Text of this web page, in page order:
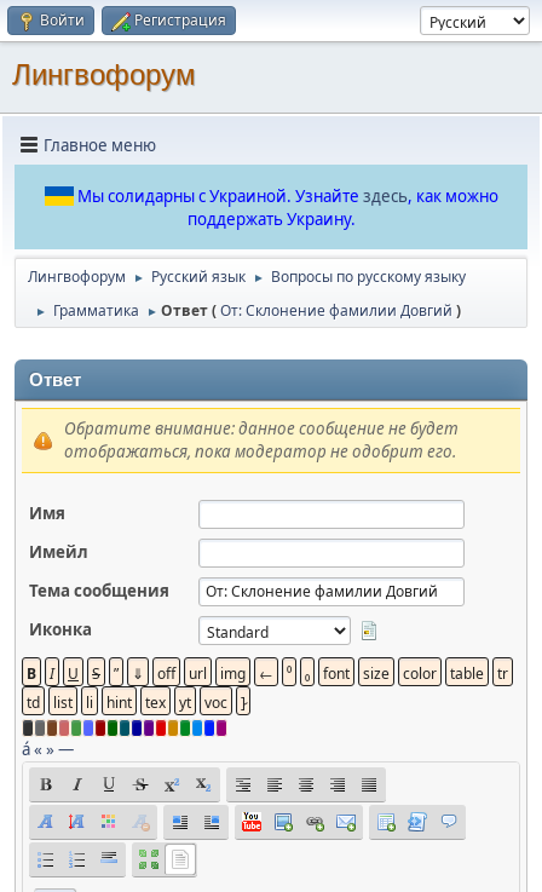
Войти Регистрация
Лингвофорум
Главное меню
Мы солидарны с Украиной. Узнайте здесь, как можно
поддержать Украину.
Лингвофорум ► Русский язык ► Вопросы по русскому языку
► Грамматика ► Ответ (От: Склонение фамилии Довгий )
Ответ
Обратите внимание: данное сообщение не будет
отображаться, пока модератор не одобрит его.
Имя
Имейл
Тема сообщения
Иконка
á« »—